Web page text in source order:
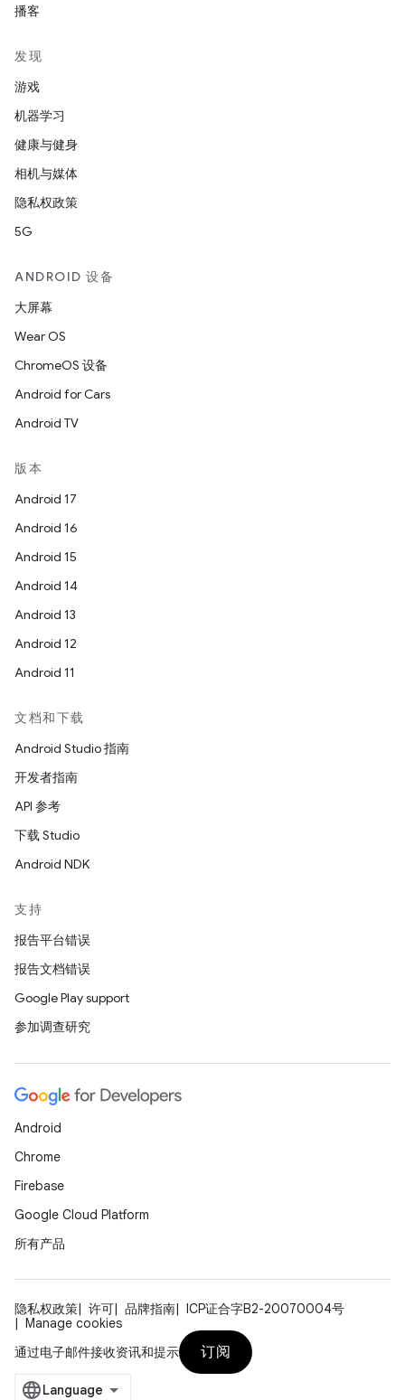
播客
发现
游戏
机器学习
健康与健身
相机与媒体
隐私权政策
5G
ANDROID 设备
大屏幕
Wear OS
ChromeOS 设备
Android for Cars
Android TV
版本
Android 17
Android 16
Android 15
Android 14
Android 13
Android 12
Android 11
文档和下载
Android Studio 指南
开发者指南
API 参考
下载 Studio
Android NDK
支持
报告平台错误
报告文档错误
Google Play support
参加调查研究
Android
Chrome
Firebase
Google Cloud Platform
所有产品
隐私权政策 许可 品牌指南
ICP证合字B2-20070004号
Manage cookies
通过电子邮件接收资讯和提示
订阅